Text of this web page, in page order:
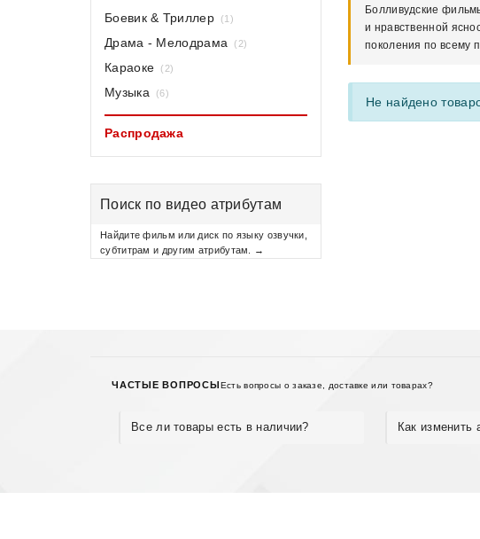
Болливудские
и нравственной
поколения по всему
Не найдено
Боевик & Триллер (1)
Драма - Мелодрама (2)
Караоке (2)
Музыка (6)
Распродажа
Поиск по видео атрибутам
Найдите фильм или диск по языку озвучки,
субтитрам и другим атрибутам. →
ЧАСТЫЕ ВОПРОСЫЕсть вопросы о заказе, доставке или товарах?
Все ли товары есть в наличии? Как изменить